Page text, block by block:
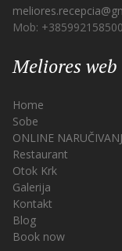
Mob: +385992158500
Meliores web
Home
Sobe
ONLINE
Restaurant
Otok Krk
Galerija
Kontakt
Blog
Book now